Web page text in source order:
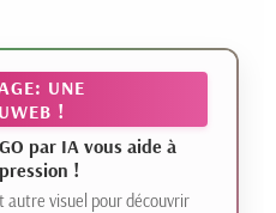
UNE
!
par IA vous aide à
!
autre visuel pour découvrir